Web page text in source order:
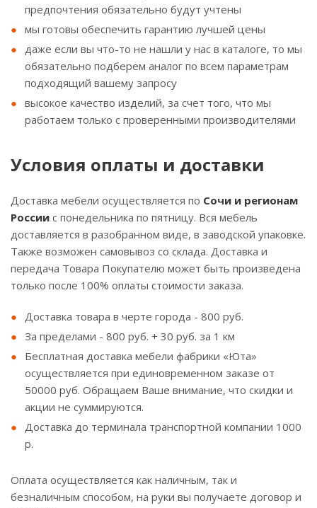
предпочтения обязательно будут учтены
мы готовы обеспечить гарантию лучшей цены
даже если вы что-то не нашли у нас в каталоге, то мы
обязательно подберем аналог по всем параметрам
подходящий вашему запросу
высокое качество изделий, за счет того, что мы
работаем только с проверенными производителями
Условия оплаты и доставки
Доставка мебели осуществляется по Сочи и регионам
России с понедельника по пятницу. Вся мебель
доставляется в разобранном виде, в заводской упаковке.
Также возможен самовывоз со склада. Доставка и
передача Товара Покупателю может быть произведена
только после 100% оплаты стоимости заказа.
Доставка товара в черте города - 800 руб.
За пределами - 800 руб. + 30 руб. за 1 км
Бесплатная доставка мебели фабрики «Юта»
осуществляется при единовременном заказе от
50000 руб. Обращаем Ваше внимание, что скидки и
акции не суммируются.
Доставка до терминала транспортной компании 1000
р.
Оплата осуществляется как наличным, так и
безналичным способом, на руки вы получаете договор и